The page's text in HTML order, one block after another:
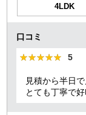
4LDK
口コミ
★★★★★
★★★★★ 5
見積から半日
とても丁寧で